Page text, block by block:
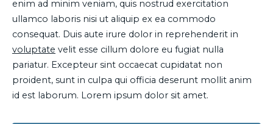
enim ad minim veniam, quis nostrud exercitation
ullamco laboris nisi ut aliquip ex ea commodo
consequat. Duis aute irure dolor in reprehenderit in
voluptate velit esse cillum dolore eu fugiat nulla
pariatur. Excepteur sint occaecat cupidatat non
proident, sunt in culpa qui officia deserunt mollit anim
id est laborum. Lorem ipsum dolor sit amet.